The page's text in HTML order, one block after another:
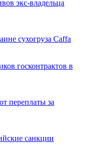
экс-владельца
сухогруза Caffa
госконтрактов в
переплаты за
санкции